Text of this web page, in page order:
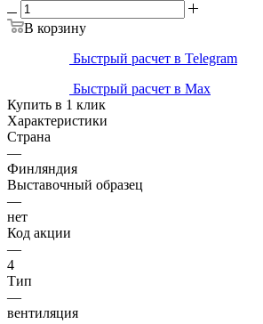
В корзину
Быстрый расчет в Telegram
Быстрый расчет в Max
Купить в 1 клик
Характеристики
Страна
—
Финляндия
Выставочный образец
—
нет
Код акции
—
4
Тип
—
вентиляция